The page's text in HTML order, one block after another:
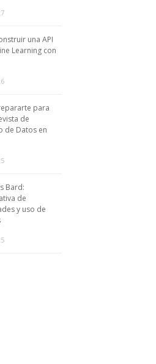
una API
Learning con
para
de
de Datos en
Bard:
de
y uso de